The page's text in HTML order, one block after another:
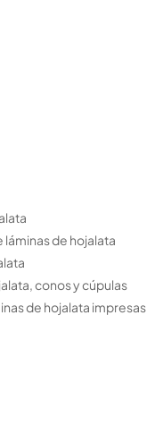
de hojalata
conos y cúpulas
de hojalata impresas